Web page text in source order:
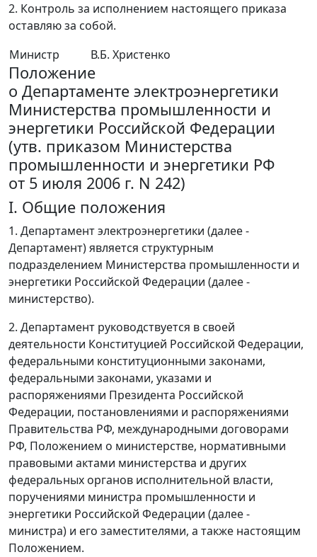
2. Контроль за исполнением настоящего приказа
оставляю за собой.
Министр
В.Б. Христенко
Положение
о Департаменте электроэнергетики
Министерства промышленности и
энергетики Российской Федерации
(утв. приказом Министерства
промышленности и энергетики РФ
от 5 июля 2006 г. N 242)
I. Общие положения
1. Департамент электроэнергетики (далее -
Департамент) является структурным
подразделением Министерства промышленности и
энергетики Российской Федерации (далее -
министерство).
2. Департамент руководствуется в своей
деятельности Конституцией Российской Федерации,
федеральными конституционными законами,
федеральными законами, указами и
распоряжениями Президента Российской
Федерации, постановлениями и распоряжениями
Правительства РФ, международными договорами
РФ, Положением о министерстве, нормативными
правовыми актами министерства и других
федеральных органов исполнительной власти,
поручениями министра промышленности и
энергетики Российской Федерации (далее -
министра) и его заместителями, а также настоящим
Положением.